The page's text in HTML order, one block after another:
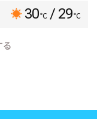
30℃ / 29℃
る